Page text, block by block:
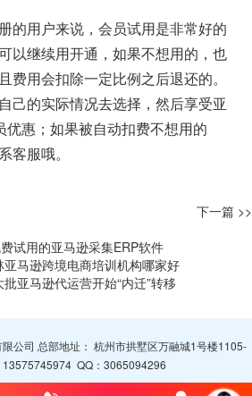
的用户来说，会员试用是非常好的
以继续用开通，如果不想用的，也
费用会扣除一定比例之后退还的。
己的实际情况去选择，然后享受亚
优惠；如果被自动扣费不想用的
客服哦。
下一篇 >>
试用的亚马逊采集ERP软件
马逊跨境电商培训机构哪家好
亚马逊代运营开始“内迁”转移
公司 总部地址： 杭州市拱墅区万融城1号楼1105-
13575745974 QQ： 3065094296